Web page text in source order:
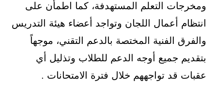
ومخرجات التعلم المستهدفة، كما اطمأن على
انتظام أعمال اللجان وتواجد أعضاء هيئة التدريس
والفرق الفنية المختصة بالدعم التقني، موجهاً
بتقديم جميع أوجه الدعم للطلاب وتذليل أي
عقبات قد تواجههم خلال فترة الامتحانات .